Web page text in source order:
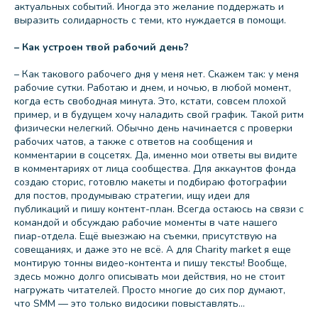
актуальных событий. Иногда это желание поддержать и
выразить солидарность с теми, кто нуждается в помощи.
– Как устроен твой рабочий день?
– Как такового рабочего дня у меня нет. Скажем так: у меня
рабочие сутки. Работаю и днем, и ночью, в любой момент,
когда есть свободная минута. Это, кстати, совсем плохой
пример, и в будущем хочу наладить свой график. Такой ритм
физически нелегкий. Обычно день начинается с проверки
рабочих чатов, а также с ответов на сообщения и
комментарии в соцсетях. Да, именно мои ответы вы видите
в комментариях от лица сообщества. Для аккаунтов фонда
создаю сторис, готовлю макеты и подбираю фотографии
для постов, продумываю стратегии, ищу идеи для
публикаций и пишу контент-план. Всегда остаюсь на связи с
командой и обсуждаю рабочие моменты в чате нашего
пиар-отдела. Ещё выезжаю на съемки, присутствую на
совещаниях, и даже это не всё. А для Charity market я еще
монтирую тонны видео-контента и пишу тексты! Вообще,
здесь можно долго описывать мои действия, но не стоит
нагружать читателей. Просто многие до сих пор думают,
что SMM — это только видосики повыставлять...